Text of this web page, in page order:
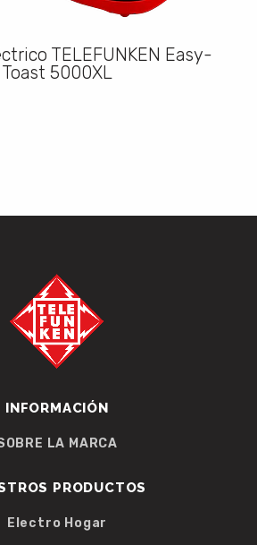
TELEFUNKEN Easy-
Toast 5000XL
INFORMACIÓN
LA MARCA
PRODUCTOS
Electro Hogar